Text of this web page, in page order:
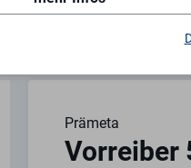
Prämeta
Vorreiber